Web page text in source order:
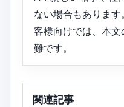
ない場合もありま
客様向けでは、本
難です。
関連記事